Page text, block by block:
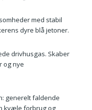
med stabil
dyre blå jetoner.
drivhusgas. Skaber
og nye
generelt faldende
kvæle forbrug og